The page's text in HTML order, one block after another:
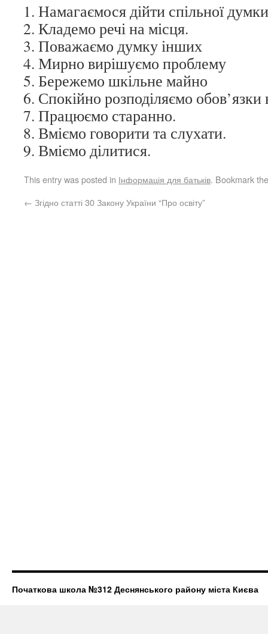
Намагаємося дійти спільної думки
Кладемо речі на місця.
Поважаємо думку інших
Мирно вирішуємо проблему
Бережемо шкільне майно
Спокійно розподіляємо обов’язки
Працюємо старанно.
Вміємо говорити та слухати.
Вміємо ділитися.
This entry was posted in Інформація для батьків. Bookmark
← Згідно статті 30 Закону України “Про освіту”
Початкова школа №312 Деснянського району міста Києва